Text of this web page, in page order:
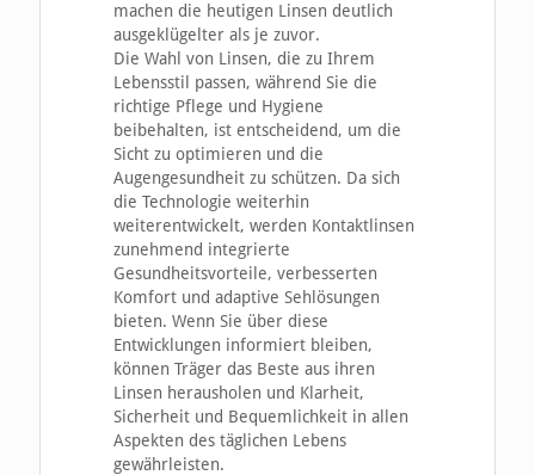
machen die heutigen Linsen deutlich
ausgeklügelter als je zuvor.
Die Wahl von Linsen, die zu Ihrem
Lebensstil passen, während Sie die
richtige Pflege und Hygiene
beibehalten, ist entscheidend, um die
Sicht zu optimieren und die
Augengesundheit zu schützen. Da sich
die Technologie weiterhin
weiterentwickelt, werden Kontaktlinsen
zunehmend integrierte
Gesundheitsvorteile, verbesserten
Komfort und adaptive Sehlösungen
bieten. Wenn Sie über diese
Entwicklungen informiert bleiben,
können Träger das Beste aus ihren
Linsen herausholen und Klarheit,
Sicherheit und Bequemlichkeit in allen
Aspekten des täglichen Lebens
gewährleisten.